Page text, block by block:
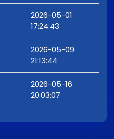
2026-05-01
17:24:43
2026-05-09
21:13:44
2026-05-16
20:03:07